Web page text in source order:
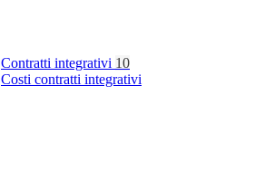
Contratti integrativi 10
Costi contratti integrativi